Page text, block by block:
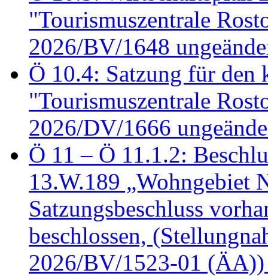
"Tourismuszentrale
2026/BV/1648
Ö 10.4: Satzung für den
"Tourismuszentrale
2026/DV/1666
Ö 11 – Ö 11.1.2:
13.W.189 „Wohngebiet
Satzungsbeschluss
beschlossen,
2026/BV/1523-01